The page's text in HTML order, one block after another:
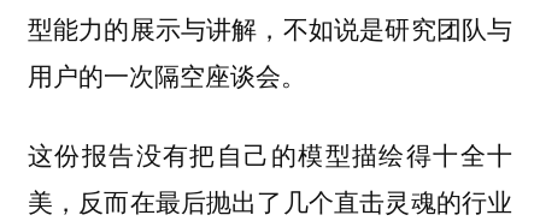
型能力的展示与讲解，不如说是研究团队与
用户的一次隔空座谈会。
这份报告没有把自己的模型描绘得十全十
美，反而在最后抛出了几个直击灵魂的行业